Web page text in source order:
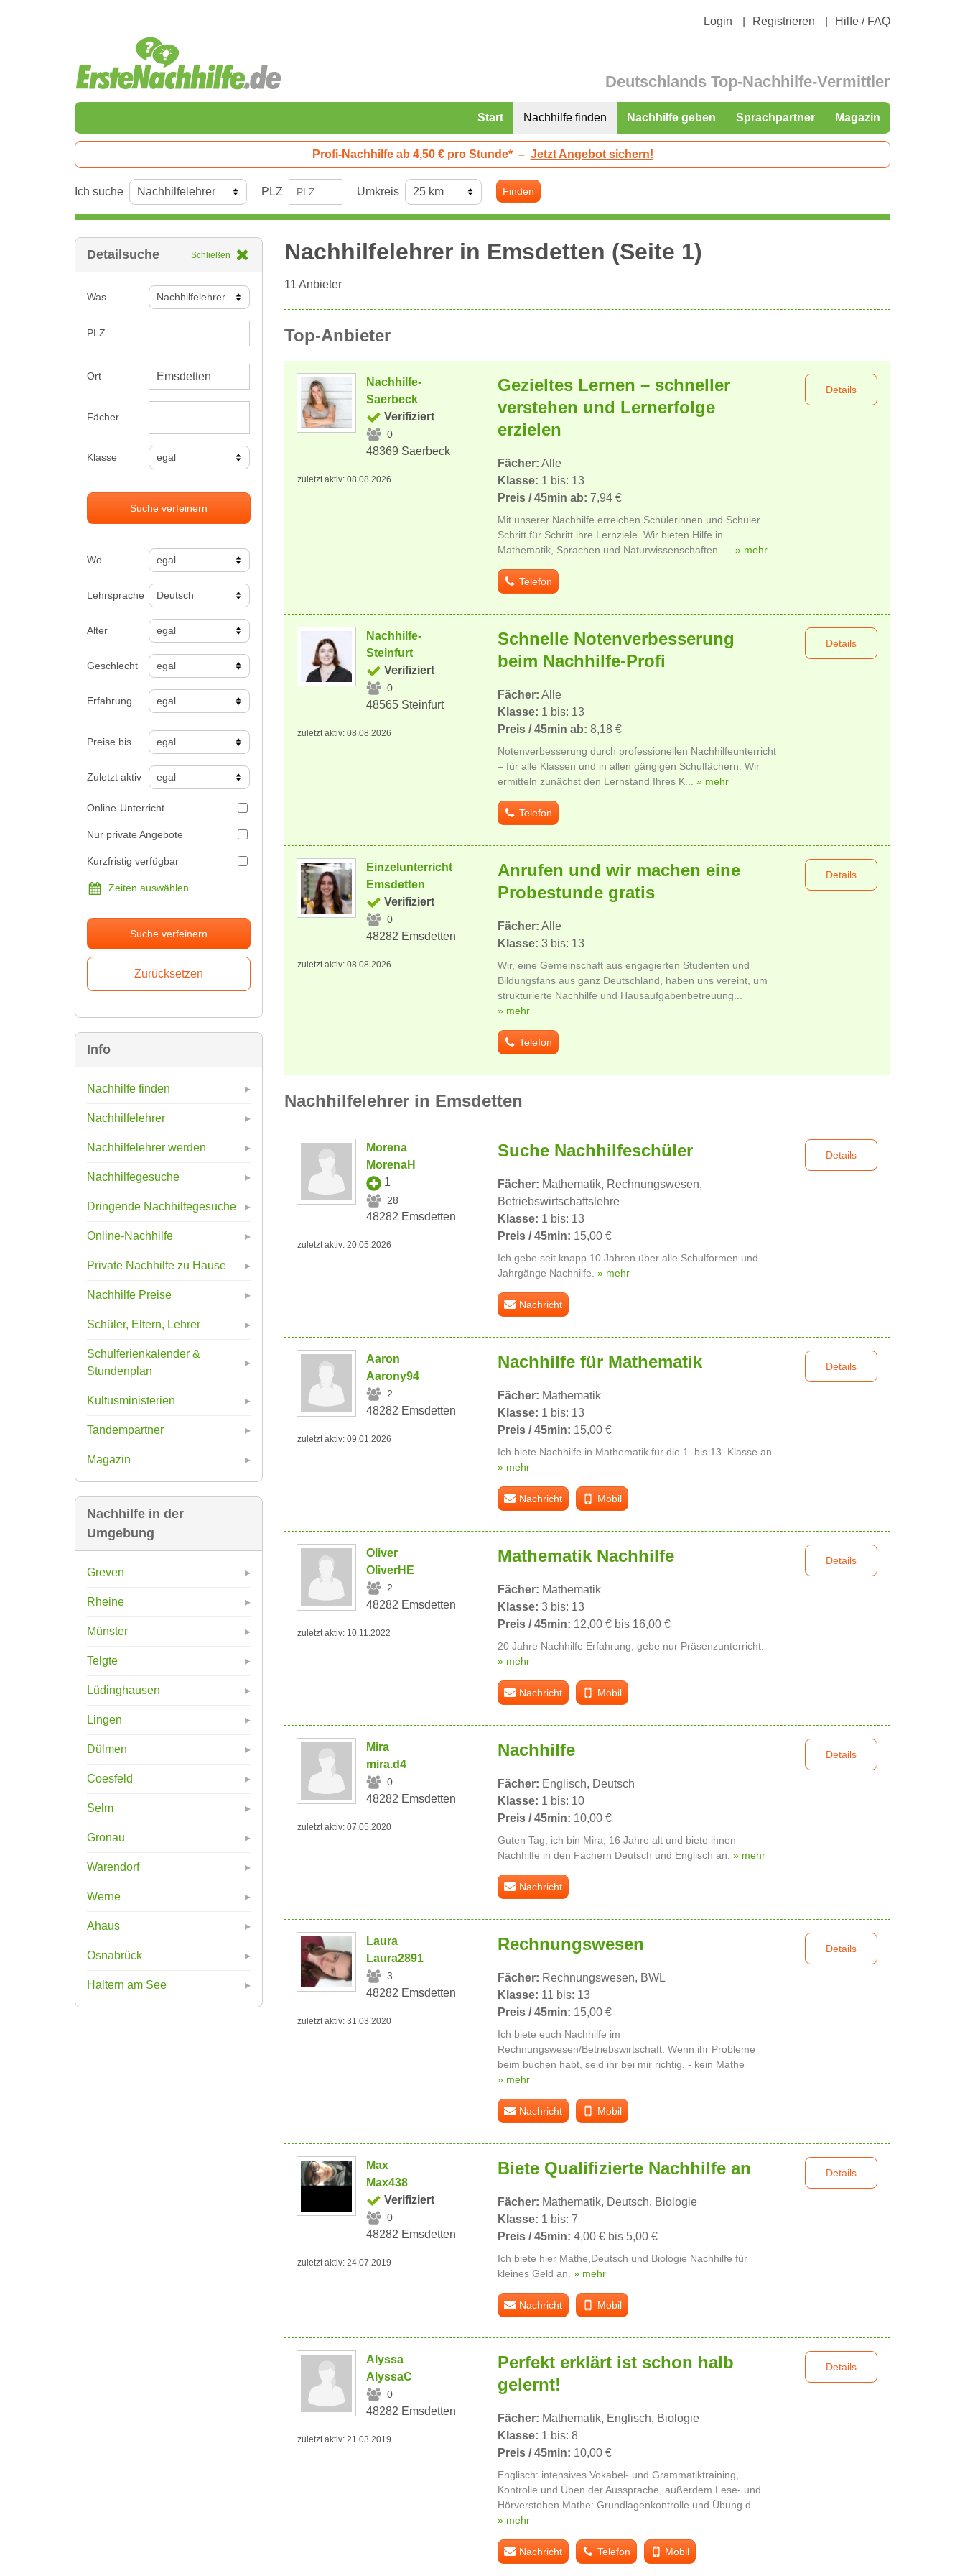
Login Registrieren Hilfe / FAQ
Deutschlands Top-Nachhilfe-Vermittler
Start Nachhilfe finden Nachhilfe geben Sprachpartner Magazin
Profi-Nachhilfe ab 4,50 € pro Stunde* – Jetzt Angebot sichern!
Ich suche PLZ Umkreis Finden
Detailsuche Schließen
Was
PLZ
Ort
Fächer
Klasse
Suche verfeinern
Wo
Lehrsprache
Alter
Geschlecht
Erfahrung
Preise bis
Zuletzt aktiv
Online-Unterricht
Nur private Angebote
Kurzfristig verfügbar
Zeiten auswählen
Suche verfeinern
Info
Nachhilfe finden
Nachhilfelehrer
Nachhilfelehrer werden
Nachhilfegesuche
Dringende Nachhilfegesuche
Online-Nachhilfe
Private Nachhilfe zu Hause
Nachhilfe Preise
Schüler, Eltern, Lehrer
Schulferienkalender &
Stundenplan
Kultusministerien
Tandempartner
Magazin
Nachhilfe in der
Umgebung
Greven
Rheine
Münster
Telgte
Lüdinghausen
Lingen
Dülmen
Coesfeld
Selm
Gronau
Warendorf
Werne
Ahaus
Osnabrück
Haltern am See
Nachhilfelehrer in Emsdetten (Seite 1)
11 Anbieter
Top-Anbieter
Nachhilfe-
Saerbeck
Verifiziert
0
48369 Saerbeck
zuletzt aktiv: 08.08.2026
Gezieltes Lernen – schneller
verstehen und Lernerfolge
erzielen
Fächer: Alle
Klasse: 1 bis: 13
Preis / 45min ab: 7,94 €
Mit unserer Nachhilfe erreichen Schülerinnen und Schüler
Schritt für Schritt ihre Lernziele. Wir bieten Hilfe in
Mathematik, Sprachen und Naturwissenschaften. ... » mehr
Details
Telefon
Nachhilfe-
Steinfurt
Verifiziert
0
48565 Steinfurt
zuletzt aktiv: 08.08.2026
Schnelle Notenverbesserung
beim Nachhilfe-Profi
Fächer: Alle
Klasse: 1 bis: 13
Preis / 45min ab: 8,18 €
Notenverbesserung durch professionellen Nachhilfeunterricht
– für alle Klassen und in allen gängigen Schulfächern. Wir
ermitteln zunächst den Lernstand Ihres K... » mehr
Details
Telefon
Einzelunterricht
Emsdetten
Verifiziert
0
48282 Emsdetten
zuletzt aktiv: 08.08.2026
Anrufen und wir machen eine
Probestunde gratis
Fächer: Alle
Klasse: 3 bis: 13
Wir, eine Gemeinschaft aus engagierten Studenten und
Bildungsfans aus ganz Deutschland, haben uns vereint, um
strukturierte Nachhilfe und Hausaufgabenbetreuung...
» mehr
Details
Telefon
Nachhilfelehrer in Emsdetten
Morena
MorenaH
1
28
48282 Emsdetten
zuletzt aktiv: 20.05.2026
Suche Nachhilfeschüler
Fächer: Mathematik, Rechnungswesen,
Betriebswirtschaftslehre
Klasse: 1 bis: 13
Preis / 45min: 15,00 €
Ich gebe seit knapp 10 Jahren über alle Schulformen und
Jahrgänge Nachhilfe. » mehr
Details
Nachricht
Aaron
Aarony94
2
48282 Emsdetten
zuletzt aktiv: 09.01.2026
Nachhilfe für Mathematik
Fächer: Mathematik
Klasse: 1 bis: 13
Preis / 45min: 15,00 €
Ich biete Nachhilfe in Mathematik für die 1. bis 13. Klasse an.
» mehr
Details
Nachricht Mobil
Oliver
OliverHE
2
48282 Emsdetten
zuletzt aktiv: 10.11.2022
Mathematik Nachhilfe
Fächer: Mathematik
Klasse: 3 bis: 13
Preis / 45min: 12,00 € bis 16,00 €
20 Jahre Nachhilfe Erfahrung, gebe nur Präsenzunterricht.
» mehr
Details
Nachricht Mobil
Mira
mira.d4
0
48282 Emsdetten
zuletzt aktiv: 07.05.2020
Nachhilfe
Fächer: Englisch, Deutsch
Klasse: 1 bis: 10
Preis / 45min: 10,00 €
Guten Tag, ich bin Mira, 16 Jahre alt und biete ihnen
Nachhilfe in den Fächern Deutsch und Englisch an. » mehr
Details
Nachricht
Laura
Laura2891
3
48282 Emsdetten
zuletzt aktiv: 31.03.2020
Rechnungswesen
Fächer: Rechnungswesen, BWL
Klasse: 11 bis: 13
Preis / 45min: 15,00 €
Ich biete euch Nachhilfe im
Rechnungswesen/Betriebswirtschaft. Wenn ihr Probleme
beim buchen habt, seid ihr bei mir richtig. - kein Mathe
» mehr
Details
Nachricht Mobil
Max
Max438
Verifiziert
0
48282 Emsdetten
zuletzt aktiv: 24.07.2019
Biete Qualifizierte Nachhilfe an
Fächer: Mathematik, Deutsch, Biologie
Klasse: 1 bis: 7
Preis / 45min: 4,00 € bis 5,00 €
Ich biete hier Mathe,Deutsch und Biologie Nachhilfe für
kleines Geld an. » mehr
Details
Nachricht Mobil
Alyssa
AlyssaC
0
48282 Emsdetten
zuletzt aktiv: 21.03.2019
Perfekt erklärt ist schon halb
gelernt!
Fächer: Mathematik, Englisch, Biologie
Klasse: 1 bis: 8
Preis / 45min: 10,00 €
Englisch: intensives Vokabel- und Grammatiktraining,
Kontrolle und Üben der Aussprache, außerdem Lese- und
Hörverstehen Mathe: Grundlagenkontrolle und Übung d...
» mehr
Details
Nachricht Telefon Mobil